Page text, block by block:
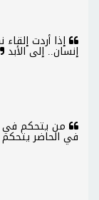
إذا أردت
إنسان.. إلى الأبد
من يتحكم في
في الحاضر